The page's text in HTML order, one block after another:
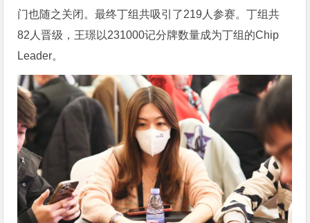
门也随之关闭。最终丁组共吸引了219人参赛。丁组共
82人晋级，王璟以231000记分牌数量成为丁组的Chip
Leader。